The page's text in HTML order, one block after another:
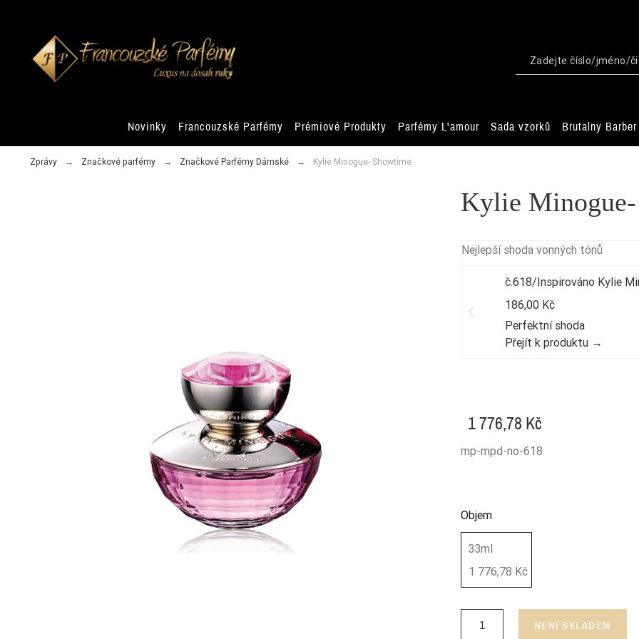
Novinky Francouzské Parfémy Prémiové Produkty Parfémy L'amour Sada vzorků Brutalny Barber
Zprávy Značkové parfémy Značkové Parfémy Dámské Kylie Minogue- Showtime
Kylie
Nejlepší shoda vonných tónů
č.618/Inspirováno Kylie
186,00 Kč
Perfektní shoda
Přejít k produktu →
1 776,78 Kč
mp-mpd-no-618
Objem
33ml
1 776,78 Kč
NENÍ SKLADEM